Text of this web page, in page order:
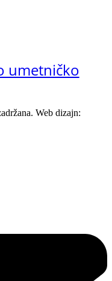
umetničko
Web dizajn: